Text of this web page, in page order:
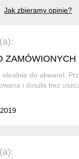
Jak zbieramy opinie?
ZAMÓWIONYCH
do akwarel.
i doszła bez